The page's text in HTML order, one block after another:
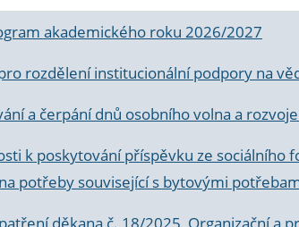
akademického roku 2026/2027
rozdělení institucionální podpory na
a čerpání dnů osobního volna a
k poskytování příspěvku ze sociálního
potřeby související s bytovými
děkana č. 18/2025, Organizační a